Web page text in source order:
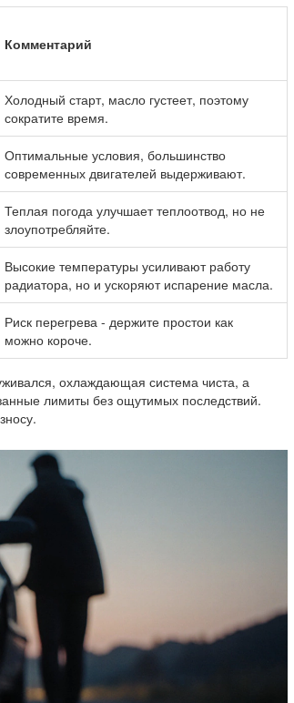
Комментарий
Холодный старт, масло густеет, поэтому
сократите время.
Оптимальные условия, большинство
современных двигателей выдерживают.
Теплая погода улучшает теплоотвод, но не
злоупотребляйте.
Высокие температуры усиливают работу
радиатора, но и ускоряют испарение масла.
Риск перегрева - держите простои как
можно короче.
охлаждающая система чиста, а
лимиты без ощутимых последствий.